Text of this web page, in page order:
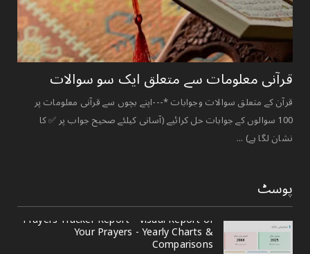
قرآنی ‏معلومات ‏سے ‏متعلق ‏ایک ‏سو ‏سوالات ‏
قرآن کے متعلق سوالات وجوابات *---اپنے بچوں سے قرآنی معلومات پر
100 سوالوں کے جوابات حل کرائیے (آسانی کیلئے صحیح جواب پر ✅ کا
نشان لگا ہے) ...
پوسٹ
Prayers Tracker Report - Visual Report of
Your Prayers - Yearly Charts &
Comparisons